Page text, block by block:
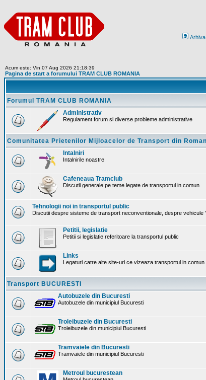
Acum este: Vin 07 Aug 2026 21:18:39
Pagina de start a forumului TRAM CLUB ROMANIA
Forumul TRAM CLUB ROMANIA
Administrativ
Regulament forum si diverse probleme administrative
Comunitatea Prietenilor Mijloacelor de Transport din
Intalniri
Intalnirile noastre
Cafeneaua Tramclub
Discutii generale pe teme legate de transportul in comun
Tehnologii noi in transportul public
Discutii despre sisteme de transport neconventionale, despre
Petitii, legislatie
Petitii si legislatie referitoare la transportul public
Links
Legaturi catre alte site-uri ce vizeaza transportul in comun
Transport BUCURESTI
Autobuzele din Bucuresti
Autobuzele din municipiul Bucuresti
Troleibuzele din Bucuresti
Troleibuzele din municipiul Bucuresti
Tramvaiele din Bucuresti
Tramvaiele din municipiul Bucuresti
Metroul bucurestean